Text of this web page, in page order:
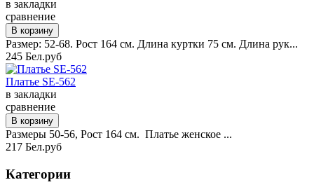
в закладки
сравнение
Размер: 52-68. Рост 164 см. Длина куртки 75 см. Длина рук...
245 Бел.руб
Платье SE-562
в закладки
сравнение
Размеры 50-56, Рост 164 см. Платье женское ...
217 Бел.руб
Категории